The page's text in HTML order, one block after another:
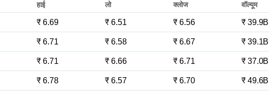
हाई लो क्लोज वॉल्यूम
₹ 6.69 ₹ 6.51 ₹ 6.56 ₹ 39.9B
₹ 6.71 ₹ 6.58 ₹ 6.67 ₹ 39.1B
₹ 6.71 ₹ 6.66 ₹ 6.71 ₹ 37.0B
₹ 6.78 ₹ 6.57 ₹ 6.70 ₹ 49.6B